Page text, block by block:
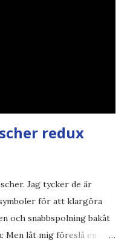
redux
Jag tycker de är
för att klargöra
och snabbspolning bakåt
Men låt mig föreslå en